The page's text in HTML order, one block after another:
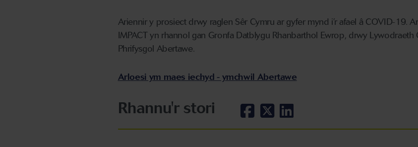
Ariennir y prosiect drwy raglen Sêr Cymru ar gyfer mynd i’r afael â COVID-19.
IMPACT yn rhannol gan Gronfa Datblygu Rhanbarthol Ewrop, drwy Lywodraeth
Phrifysgol Abertawe.
Arloesi ym maes iechyd - ymchwil Abertawe
Rhannu'r stori